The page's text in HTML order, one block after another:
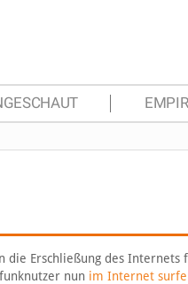
Erschließung des
nun im Internet